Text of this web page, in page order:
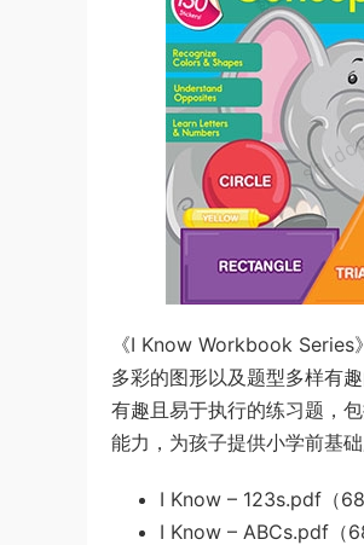
《I Know Workbook Series
多彩的图形以及题型多样有
有趣且易于执行的练习题，
能力，为孩子提供小学前基
I Know – 123s.pdf（68
I Know – ABCs.pdf（